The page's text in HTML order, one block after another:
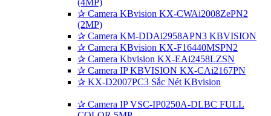
✰ Camera KBvision KX-CWAi2008ZePN2
(2MP)
✰ Camera KM-DDAi2958APN3 KBVISION
✰ Camera KBvision KX-F16440MSPN2
✰ Camera Kbvision KX-EAi2458LZSN
✰ Camera IP KBVISION KX-CAi2167PN
✰ KX-D2007PC3 Sắc Nét KBvision
✰ Camera IP VSC-IP0250A-DLBC FULL